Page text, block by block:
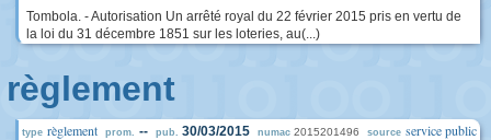
Tombola. - Autorisation Un arrêté royal du 22 février 2015 pris en vertu de
la loi du 31 décembre 1851 sur les loteries, au(...)
règlement
type règlement prom. -- pub. 30/03/2015 numac 2015201496 source service public